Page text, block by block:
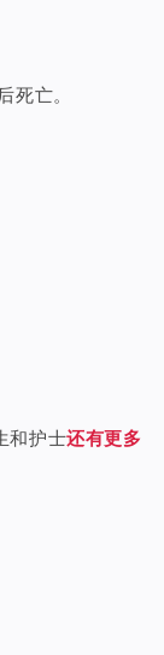
死亡。
和护士还有更多